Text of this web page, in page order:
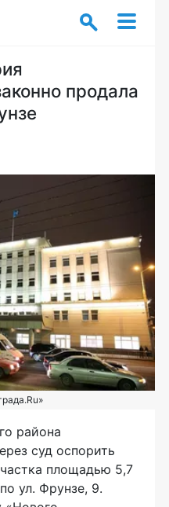
продала
района
суд оспорить
площадью 5,7
ул. Фрунзе, 9.